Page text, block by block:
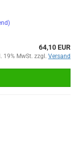
64,10 EUR
19% MwSt. zzgl. Versand